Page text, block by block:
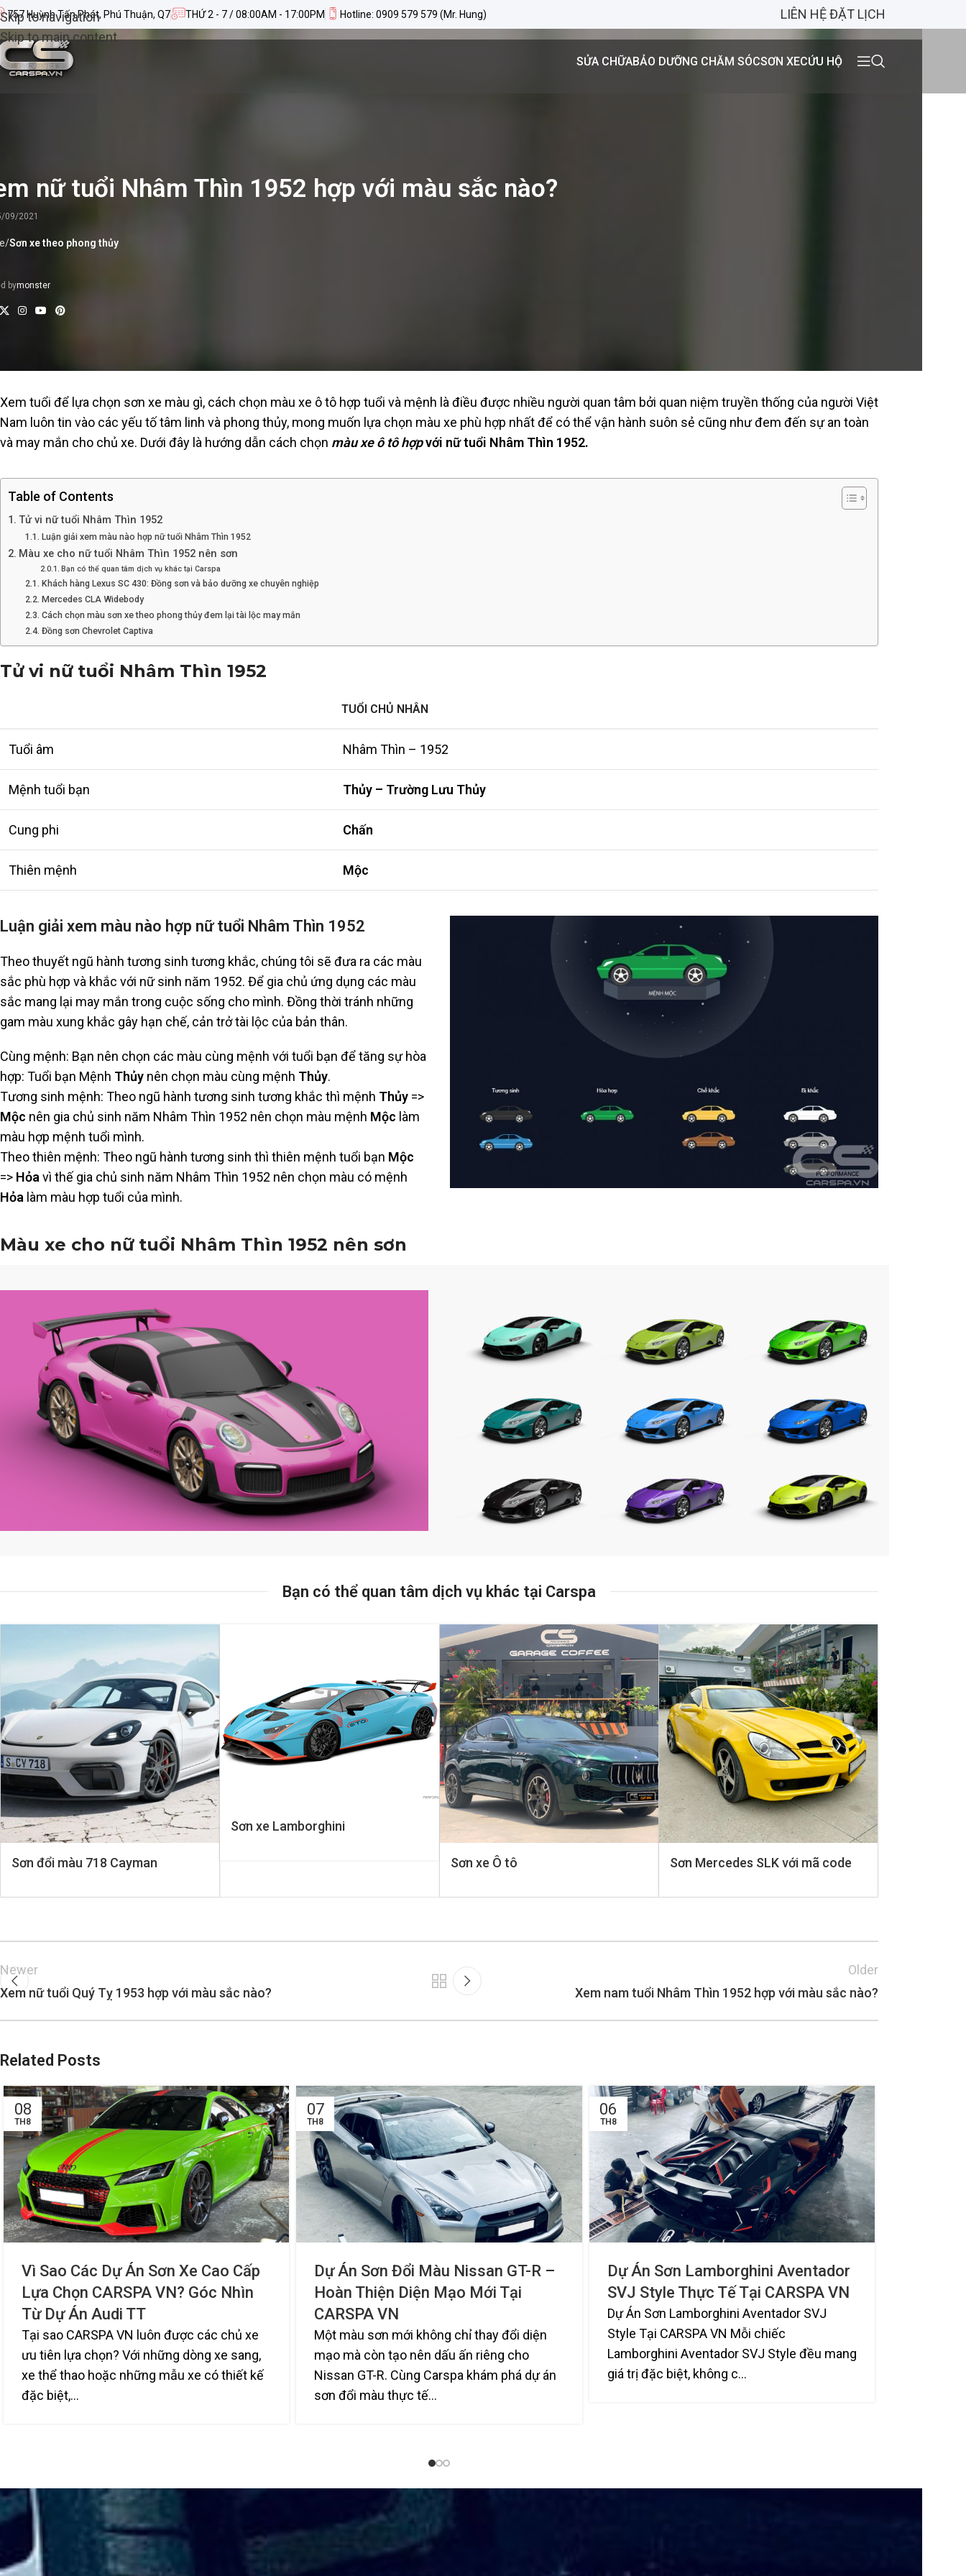
Skip to navigation
Skip to main content
757 Huỳnh Tấn Phát, Phú Thuận, Q7 THỨ 2 - 7 / 08:00AM - 17:00PM Hotline: 0909 579 579 (Mr. Hung) LIÊN HỆ ĐẶT LỊCH
SỬA CHỮABẢO DƯỠNG CHĂM SÓCSƠN XECỨU HỘ
nữ tuổi Nhâm Thìn 1952 hợp với màu sắc nào?
09/2021
/Sơn xe theo phong thủy
bymonster
Xem tuổi để lựa chọn sơn xe màu gì, cách chọn màu xe ô tô hợp tuổi và mệnh là điều được nhiều người quan tâm bởi quan niệm truyền thống của người Việt
Nam luôn tin vào các yếu tố tâm linh và phong thủy, mong muốn lựa chọn màu xe phù hợp nhất để có thể vận hành suôn sẻ cũng như đem đến sự an toàn
và may mắn cho chủ xe. Dưới đây là hướng dẫn cách chọn màu xe ô tô hợpvới nữ tuổi Nhâm Thìn 1952.
Table of Contents
Tử vi nữ tuổi Nhâm Thìn 1952
Luận giải xem màu nào hợp nữ tuổi Nhâm Thìn 1952
Màu xe cho nữ tuổi Nhâm Thìn 1952 nên sơn
Bạn có thể quan tâm dịch vụ khác tại Carspa
Khách hàng Lexus SC 430: Đồng sơn và bảo dưỡng xe chuyên nghiệp
Mercedes CLA Widebody
Cách chọn màu sơn xe theo phong thủy đem lại tài lộc may mắn
Đồng sơn Chevrolet Captiva
Tử vi nữ tuổi Nhâm Thìn 1952
TUỔI CHỦ NHÂN
Tuổi âm Nhâm Thìn – 1952
Mệnh tuổi bạn Thủy – Trường Lưu Thủy
Cung phi Chấn
Thiên mệnh Mộc
Luận giải xem màu nào hợp nữ tuổi Nhâm Thìn 1952
Theo thuyết ngũ hành tương sinh tương khắc, chúng tôi sẽ đưa ra các màu
sắc phù hợp và khắc với nữ sinh năm 1952. Để gia chủ ứng dụng các màu
sắc mang lại may mắn trong cuộc sống cho mình. Đồng thời tránh những
gam màu xung khắc gây hạn chế, cản trở tài lộc của bản thân.
Cùng mệnh: Bạn nên chọn các màu cùng mệnh với tuổi bạn để tăng sự hòa
hợp: Tuổi bạn Mệnh Thủy nên chọn màu cùng mệnh Thủy.
Tương sinh mệnh: Theo ngũ hành tương sinh tương khắc thì mệnh Thủy =>
Mộc nên gia chủ sinh năm Nhâm Thìn 1952 nên chọn màu mệnh Mộc làm
màu hợp mệnh tuổi mình.
Theo thiên mệnh: Theo ngũ hành tương sinh thì thiên mệnh tuổi bạn Mộc
=> Hỏavì thế gia chủ sinh năm Nhâm Thìn 1952 nên chọn màu có mệnh
Hỏa làm màu hợp tuổi của mình.
Màu xe cho nữ tuổi Nhâm Thìn 1952 nên sơn
Bạn có thể quan tâm dịch vụ khác tại Carspa
Sơn đổi màu 718 Cayman
Sơn xe Lamborghini
Sơn xe Ô tô
Sơn Mercedes SLK với mã code
Carspa: Sự lựa chọn hoàn hảo
Newer
Xem nữ tuổi Quý Tỵ 1953 hợp với màu sắc nào?
Older
Xem nam tuổi Nhâm Thìn 1952 hợp với màu sắc nào?
Related Posts
08
TH8
Vì Sao Các Dự Án Sơn Xe Cao Cấp
Lựa Chọn CARSPA VN? Góc Nhìn
Từ Dự Án Audi TT
Tại sao CARSPA VN luôn được các chủ xe
ưu tiên lựa chọn? Với những dòng xe sang,
xe thể thao hoặc những mẫu xe có thiết kế
đặc biệt,...
07
TH8
Dự Án Sơn Đổi Màu Nissan GT-R –
Hoàn Thiện Diện Mạo Mới Tại
CARSPA VN
Một màu sơn mới không chỉ thay đổi diện
mạo mà còn tạo nên dấu ấn riêng cho
Nissan GT-R. Cùng Carspa khám phá dự án
sơn đổi màu thực tế...
06
TH8
Dự Án Sơn Lamborghini Aventador
SVJ Style Thực Tế Tại CARSPA VN
Dự Án Sơn Lamborghini Aventador SVJ
Style Tại CARSPA VN Mỗi chiếc
Lamborghini Aventador SVJ Style đều mang
giá trị đặc biệt, không c...